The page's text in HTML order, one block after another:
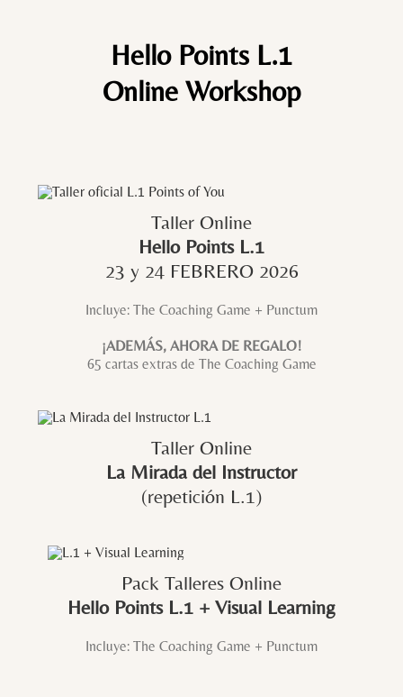
Hello Points L.1
Online Workshop
Taller Online
Hello Points L.1
23 y 24 FEBRERO 2026
Incluye: The Coaching Game + Punctum
¡ADEMÁS, AHORA DE REGALO!
65 cartas extras de The Coaching Game
Taller Online
La Mirada del Instructor
(repetición L.1)
Pack Talleres Online
Hello Points L.1 + Visual Learning
Incluye: The Coaching Game + Punctum